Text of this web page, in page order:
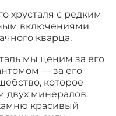
хрусталя с редким
включениями
кварца.
мы ценим за его
— за его
которое
двух минералов.
красивый